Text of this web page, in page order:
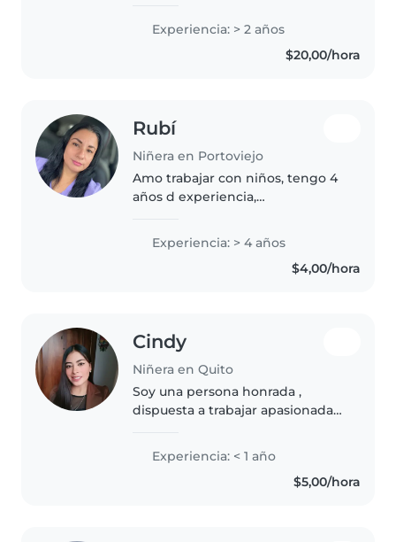
Experiencia: > 2 años
$20,00/hora
Rubí
Niñera en Portoviejo
Amo trabajar con niños, tengo 4
años d experiencia,
Empecé cuidando a mi hermano
recién nacido, cuando yo tenia 13
años A los 18 años cuide de un
Experiencia: > 4 años
$4,00/hora
Cindy
Niñera en Quito
Soy una persona honrada ,
dispuesta a trabajar apasionada
un entorno seguro .
Experiencia: < 1 año
$5,00/hora